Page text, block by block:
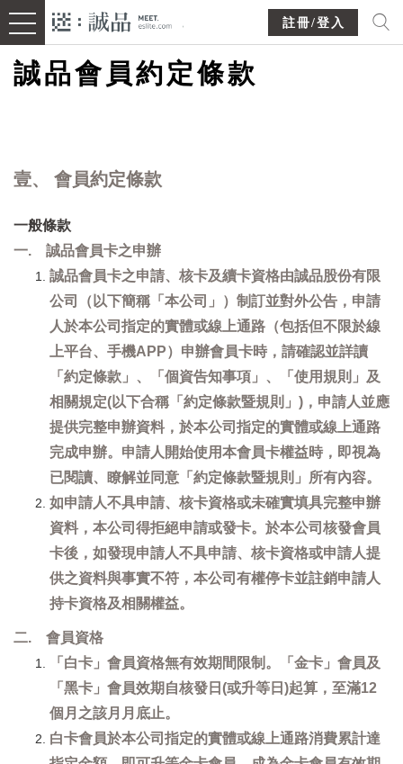
註冊/登入
誠品會員約定條款
壹、 會員約定條款
一般條款
一. 誠品會員卡之申辦
誠品會員卡之申請、核卡及續卡資格由誠品股份有限
公司（以下簡稱「本公司」）制訂並對外公告，申請
人於本公司指定的實體或線上通路（包括但不限於線
上平台、手機APP）申辦會員卡時，請確認並詳讀
「約定條款」、「個資告知事項」、「使用規則」及
相關規定(以下合稱「約定條款暨規則」)，申請人並應
提供完整申辦資料，於本公司指定的實體或線上通路
完成申辦。申請人開始使用本會員卡權益時，即視為
已閱讀、瞭解並同意「約定條款暨規則」所有內容。
如申請人不具申請、核卡資格或未確實填具完整申辦
資料，本公司得拒絕申請或發卡。於本公司核發會員
卡後，如發現申請人不具申請、核卡資格或申請人提
供之資料與事實不符，本公司有權停卡並註銷申請人
持卡資格及相關權益。
二. 會員資格
「白卡」會員資格無有效期間限制。「金卡」會員及
「黑卡」會員效期自核發日(或升等日)起算，至滿12
個月之該月月底止。
白卡會員於本公司指定的實體或線上通路消費累計達